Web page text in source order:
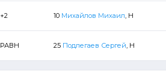
+2 10 Михайлов Михаил, Н
РАВН 25 Подлегаев Сергей, Н